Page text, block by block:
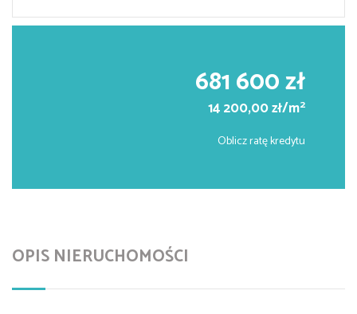
681 600 zł
14 200,00 zł/m2
Oblicz ratę kredytu
OPIS NIERUCHOMOŚCI